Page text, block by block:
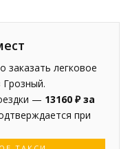
легковое
Грозный.
— 13160 ₽ за
при